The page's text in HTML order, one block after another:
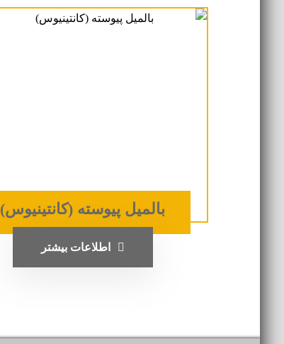
بالمیل پیوسته (کانتینیوس)
اطلاعات بیشتر